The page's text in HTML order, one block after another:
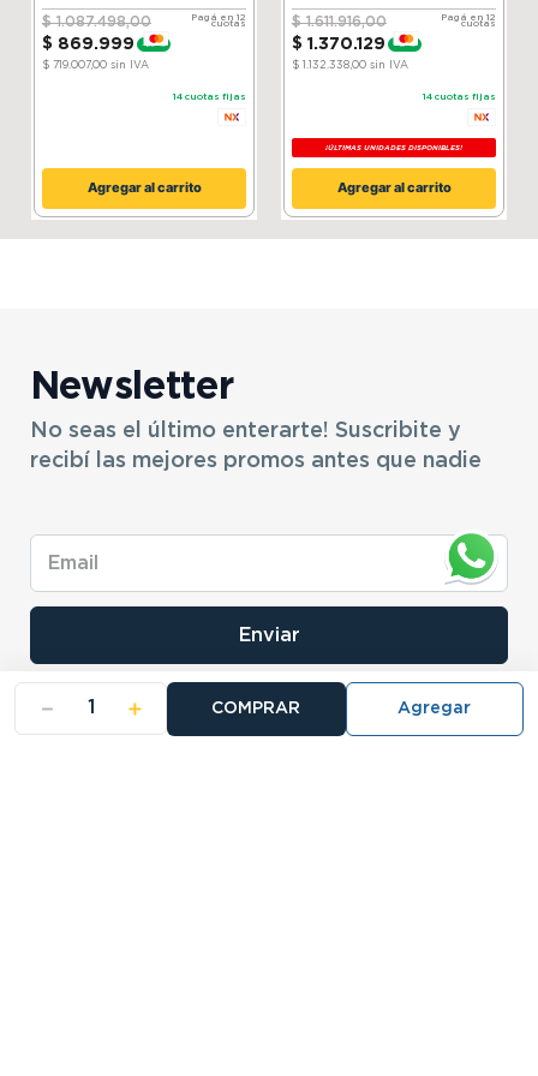
＋
－ COMPRAR
Silver
$ 1.087.498,00
$ 869.999 - 20 %
$ 719.007,00sin IVA
Pagá en 12
cuotas
14 cuotas fijas
Agregar al carrito
Compressor│ ThinQ
$ 1.611.916,00
$ 1 .370.129 15 %
$ 1.132.338,00sin IVA
Pagá en 12
cuotas
14 cuotas fijas
¡ÚLTIMAS UNIDADES DISPONIBLES!
Agregar al carrito
Newsletter
No seas el último enterarte! Suscribite y
recibí las mejores promos antes que nadie
Enviar